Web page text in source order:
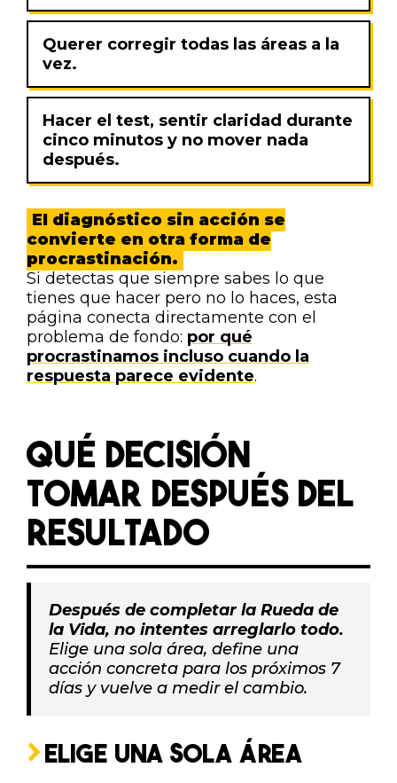
Querer corregir todas las áreas a la
vez.
Hacer el test, sentir claridad durante
cinco minutos y no mover nada
después.
El diagnóstico sin acción se
convierte en otra forma de
procrastinación.
Si detectas que siempre sabes lo que
tienes que hacer pero no lo haces, esta
página conecta directamente con el
problema de fondo: por qué
procrastinamos incluso cuando la
respuesta parece evidente.
QUÉ DECISIÓN
TOMAR DESPUÉS DEL
RESULTADO
Después de completar la Rueda de
la Vida, no intentes arreglarlo todo.
Elige una sola área, define una
acción concreta para los próximos 7
días y vuelve a medir el cambio.
ELIGE UNA SOLA ÁREA